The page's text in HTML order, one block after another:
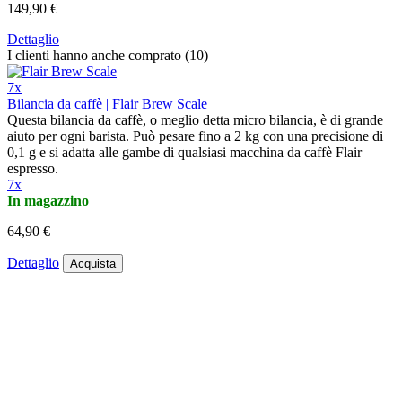
149,90 €
Dettaglio
I clienti hanno anche comprato (10)
7x
Bilancia da caffè | Flair Brew Scale
Questa bilancia da caffè, o meglio detta micro bilancia, è di grande
aiuto per ogni barista. Può pesare fino a 2 kg con una precisione di
0,1 g e si adatta alle gambe di qualsiasi macchina da caffè Flair
espresso.
7x
In magazzino
64,90 €
Dettaglio Acquista